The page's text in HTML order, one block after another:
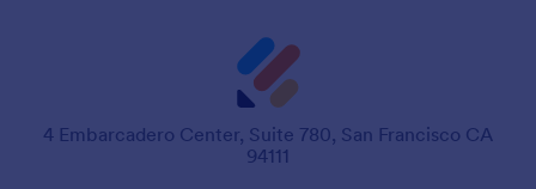
4 Embarcadero Center, Suite 780, San Francisco CA
94111